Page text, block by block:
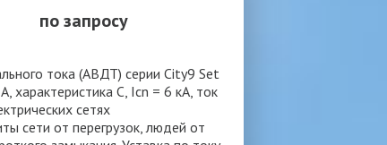
по запросу
тока (АВДТ) серии City9 Set
характеристика С, Icn = 6 кА, ток
сетях
сети от перегрузок, людей от